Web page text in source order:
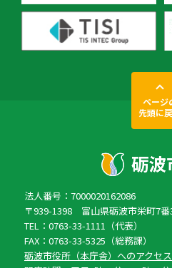
ページ
先頭に
法人番号：7000020162086
〒939-1398 富山県砺波市栄町7番
TEL：0763-33-1111（代表）
FAX：0763-33-5325（総務課）
砺波市役所（本庁舎）へのアクセス